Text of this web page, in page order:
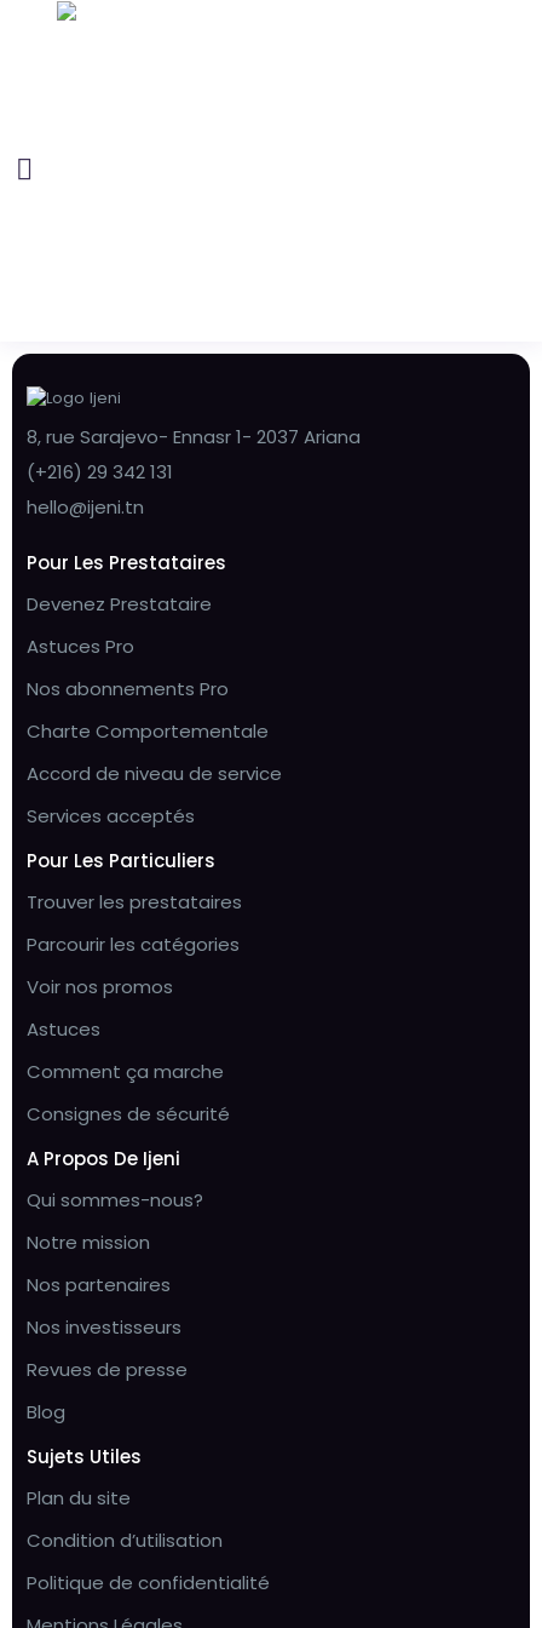
8, rue Sarajevo- Ennasr 1- 2037 Ariana
(+216) 29 342 131
hello@ijeni.tn
Pour Les Prestataires
Devenez Prestataire
Astuces Pro
Nos abonnements Pro
Charte Comportementale
Accord de niveau de service
Services acceptés
Pour Les Particuliers
Trouver les prestataires
Parcourir les catégories
Voir nos promos
Astuces
Comment ça marche
Consignes de sécurité
A Propos De Ijeni
Qui sommes-nous?
Notre mission
Nos partenaires
Nos investisseurs
Revues de presse
Blog
Sujets Utiles
Plan du site
Condition d’utilisation
Politique de confidentialité